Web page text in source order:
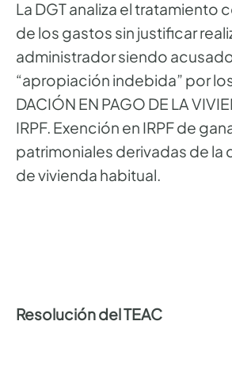
La DGT analiza el tratamiento
de los gastos sin justificar
administrador siendo
“apropiación indebida” por
DACIÓN EN PAGO DE LA
IRPF. Exención en IRPF de
patrimoniales derivadas de la
de vivienda habitual.
Resolución del TEAC